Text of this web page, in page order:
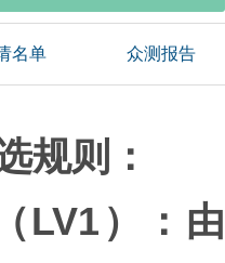
名单 众测报告
规则：
LV1）：由